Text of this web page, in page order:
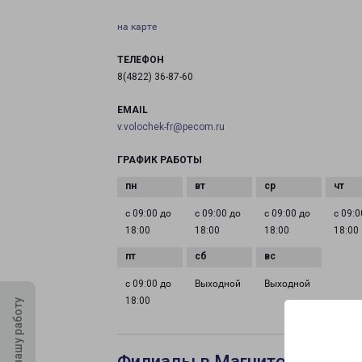
на карте
ТЕЛЕФОН
8(4822) 36-87-60
EMAIL
v.volochek-fr@pecom.ru
ГРАФИК РАБОТЫ
с 09:00 до
18:00
с 09:00 до
18:00
с 09:00 до
18:00
с
18:00
с 09:00 до
18:00
Выходной Выходной